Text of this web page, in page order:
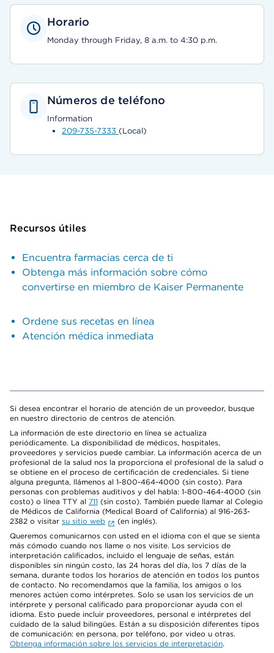
Horario
Monday through Friday, 8 a.m. to 4:30 p.m.
Números de teléfono
Information
209-735-7333 (Local)
Recursos útiles
Encuentra farmacias cerca de ti
Obtenga más información sobre cómo
convertirse en miembro de Kaiser Permanente
Ordene sus recetas en línea
Atención médica inmediata
Si desea encontrar el horario de atención de un proveedor, busque
en nuestro directorio de centros de atención.
La información de este directorio en línea se actualiza
periódicamente. La disponibilidad de médicos, hospitales,
proveedores y servicios puede cambiar. La información acerca de un
profesional de la salud nos la proporciona el profesional de la salud o
se obtiene en el proceso de certificación de credenciales. Si tiene
alguna pregunta, llámenos al 1-800-464-4000 (sin costo). Para
personas con problemas auditivos y del habla: 1-800-464-4000 (sin
costo) o línea TTY al 711 (sin costo). También puede llamar al Colegio
de Médicos de California (Medical Board of California) al 916-263-
2382 o visitar su sitio web
(en inglés).
Queremos comunicarnos con usted en el idioma con el que se sienta
más cómodo cuando nos llame o nos visite. Los servicios de
interpretación calificados, incluido el lenguaje de señas, están
disponibles sin ningún costo, las 24 horas del día, los 7 días de la
semana, durante todos los horarios de atención en todos los puntos
de contacto. No recomendamos que la familia, los amigos o los
menores actúen como intérpretes. Solo se usan los servicios de un
intérprete y personal calificado para proporcionar ayuda con el
idioma. Esto puede incluir proveedores, personal e intérpretes del
cuidado de la salud bilingües. Están a su disposición diferentes tipos
de comunicación: en persona, por teléfono, por video u otras.
Obtenga información sobre los servicios de interpretación.